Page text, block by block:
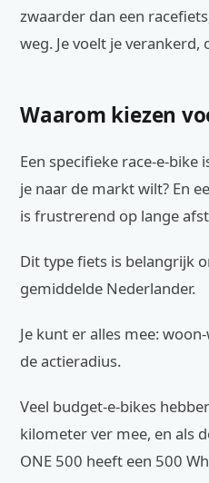
zwaarder dan een
weg. Je voelt je
Waarom kiezen
Een specifieke race-e-
je naar de markt wilt? En
is frustrerend op lange
Dit type fiets is belangrijk
gemiddelde Nederlander.
Je kunt er alles mee:
de actieradius.
Veel budget-e-bikes
kilometer ver mee, en als
ONE 500 heeft een 500